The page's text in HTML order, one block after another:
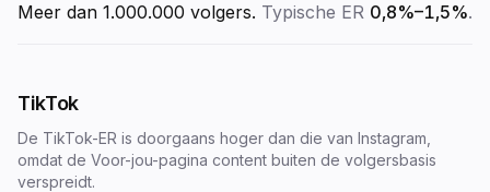
Meer dan 1.000.000 volgers. Typische ER 0,8%–1,5%.
TikTok
De TikTok-ER is doorgaans hoger dan die van Instagram,
omdat de Voor-jou-pagina content buiten de volgersbasis
verspreidt.